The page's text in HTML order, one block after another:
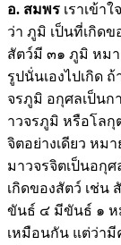
อ. สมพร เราเข้า
ว่า ภูมิ เป็นที่เกิด
สัตว์มี ๓๑ ภูมิ หม
รูปนั่นเองไปเกิด
จรภูมิ อกุศลเป็นก
าวจรภูมิ หรือโลกุ
จิตอย่างเดียว หม
มาวจรจิตเป็นอกุ
เกิดของสัตว์ เช่น
ขันธ์ ๔ มีขันธ์ ๑ ห
เหมือนกัน แต่ว่า